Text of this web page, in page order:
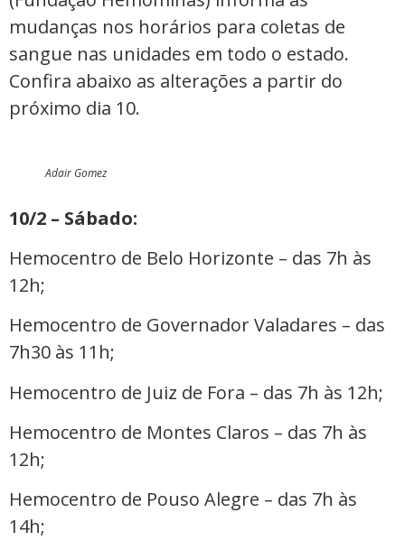
mudanças nos horários para coletas de
sangue nas unidades em todo o estado.
Confira abaixo as alterações a partir do
próximo dia 10.
Adair Gomez
10/2 – Sábado:
Hemocentro de Belo Horizonte – das 7h às
12h;
Hemocentro de Governador Valadares – das
7h30 às 11h;
Hemocentro de Juiz de Fora – das 7h às 12h;
Hemocentro de Montes Claros – das 7h às
12h;
Hemocentro de Pouso Alegre – das 7h às
14h;